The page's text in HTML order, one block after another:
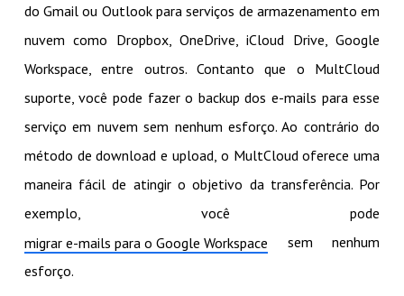
do Gmail ou Outlook para serviços de armazenamento em
nuvem como Dropbox, OneDrive, iCloud Drive, Google
Workspace, entre outros. Contanto que o MultCloud
suporte, você pode fazer o backup dos e-mails para esse
serviço em nuvem sem nenhum esforço. Ao contrário do
método de download e upload, o MultCloud oferece uma
maneira fácil de atingir o objetivo da transferência. Por
exemplo, você pode
migrar e-mails para o Google Workspace sem nenhum
esforço.